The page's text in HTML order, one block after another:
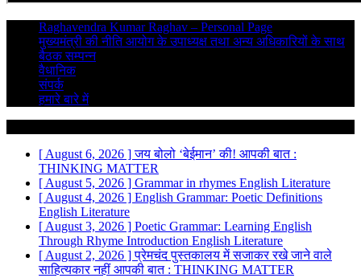
Raghavendra Kumar Raghav – Personal Page
मुख्यमंत्री की नीति आयोग के उपाध्यक्ष तथा अन्य अधिकारियों के साथ
बैठक सम्पन्न
वैधानिक
संपर्क
हमारे बारे में
[ August 6, 2026 ]जय बोलो ‘बेईमान’ की! आपकी बात :
THINKING MATTER
[ August 5, 2026 ] Grammar in rhymes English Literature
[ August 4, 2026 ] English Grammar: Poetic Definitions
English Literature
[ August 3, 2026 ] Poetic Grammar: Learning English
Through Rhyme Introduction English Literature
[ August 2, 2026 ]प्रेमचंद पुस्तकालय में सजाकर रखे जाने वाले
साहित्यकार नहीं आपकी बात : THINKING MATTER